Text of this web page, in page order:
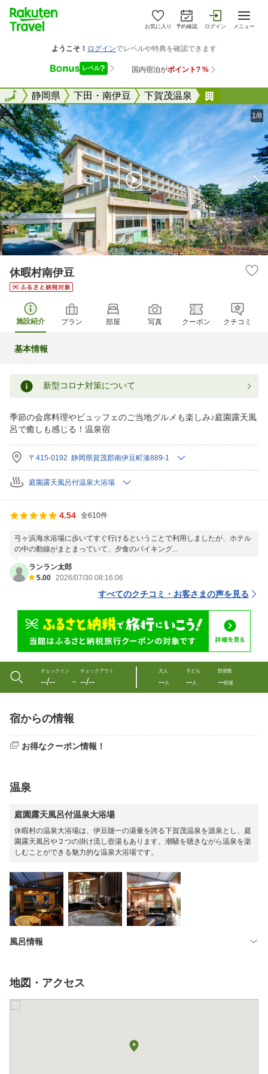
お気に入り 予約確認 ログイン メニュー
全国静岡県 下田・南伊豆 下賀茂温泉
全国
1/8
休暇村南伊豆
施設紹介 プラン 部屋 写真 クーポン クチコミ
基本情報
新型コロナ対策について
季節の会席料理やビュッフェのご当地グルメも楽しみ♪庭園露天風
呂で癒しも感じる！温泉宿
〒415-0192 静岡県賀茂郡南伊豆町湊889-1
庭園露天風呂付温泉大浴場
4.54 全610件
弓ヶ浜海水浴場に歩いてすぐ行けるということで利用しましたが、ホテル
の中の動線がまとまっていて、夕食のバイキング...
ランラン太郎
5.00 2026/07/30 08:16:06
すべてのクチコミ・お客さまの声を見る
チェックイン
--/-- 〜
チェックアウト
--/--
大人
--人
子ども
--人
部屋数
--部屋
宿からの情報
お得なクーポン情報！
温泉
庭園露天風呂付温泉大浴場
休暇村の温泉大浴場は、伊豆随一の湯量を誇る下賀茂温泉を源泉とし、庭
園露天風呂や２つの掛け流し壺湯もあります。潮騒を聴きながら温泉を楽
しむことができる魅力的な温泉大浴場です。
風呂情報
地図・アクセス